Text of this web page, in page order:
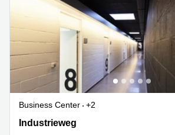
Business Center
+2
Industrieweg 45, Roeselare
Industrieweg